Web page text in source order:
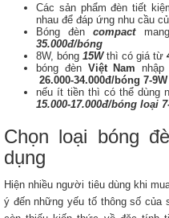
Các sản phẩm đèn tiết
nhau để đáp ứng nhu cầu
Bóng đèncompact
35.000đ/bóng
8W, bóng 15Wthì có giá từ
bóng đèn Việt Nam
26.000-34.000đ/bóng 7-9W
nếu ít tiền thì có thể dùng
15.000-17.000đ/bóng loại
Chọn loại bóng
dụng
Hiện nhiều người tiêu dùng khi
ý đến những yếu tố thông số của